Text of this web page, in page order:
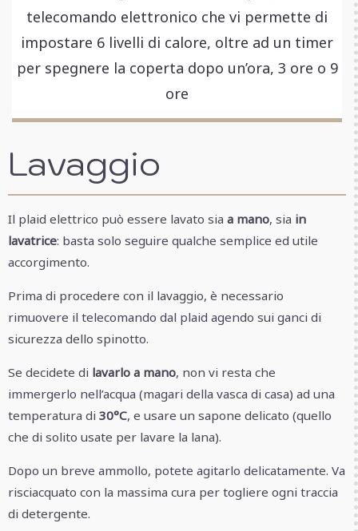
telecomando elettronico che vi permette di
impostare 6 livelli di calore, oltre ad un timer
per spegnere la coperta dopo un’ora, 3 ore o 9
ore
Lavaggio
Il plaid elettrico può essere lavato sia a mano, sia in
lavatrice: basta solo seguire qualche semplice ed utile
accorgimento.
Prima di procedere con il lavaggio, è necessario
rimuovere il telecomando dal plaid agendo sui ganci di
sicurezza dello spinotto.
Se decidete di lavarlo a mano, non vi resta che
immergerlo nell’acqua (magari della vasca di casa) ad una
temperatura di 30°C, e usare un sapone delicato (quello
che di solito usate per lavare la lana).
Dopo un breve ammollo, potete agitarlo delicatamente. Va
risciacquato con la massima cura per togliere ogni traccia
di detergente.